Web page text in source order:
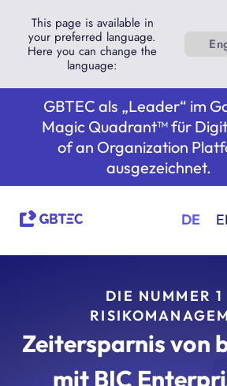
This page is available in
your preferred language.
Here you can change the
language:
GBTEC als „Leader“ im
Magic Quadrant™ für
of an Organization
ausgezeichnet.
DE
DIE NUMMER 1
Zeitersparnis von
mit BIC